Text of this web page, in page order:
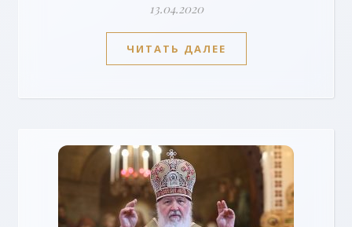
13.04.2020
ЧИТАТЬ ДАЛЕЕ